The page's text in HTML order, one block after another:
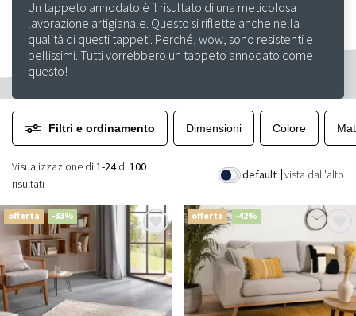
Un tappeto annodato è il risultato di una meticolosa
lavorazione artigianale. Questo si riflette anche nella
qualità di questi tappeti. Perché, wow, sono resistenti e
bellissimi. Tutti vorrebbero un tappeto annodato come
questo!
Filtri e ordinamento Dimensioni Colore
default vista dall'alto
Visualizzazione di 1-24di 100
risultati
offerta -33% offerta -42%